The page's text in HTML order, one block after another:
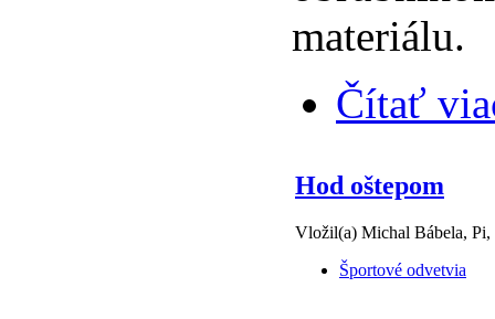
materiálu.
Čítať
Hod oštepom
Vložil(a) Michal Bábela, Pi,
Športové odvetvia